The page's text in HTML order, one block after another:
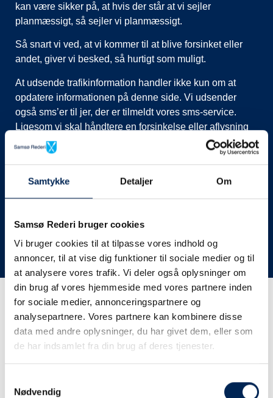
Samtykke Detaljer Om
Samsø Rederi bruger cookies
Vi bruger cookies til at tilpasse vores indhold og
annoncer, til at vise dig funktioner til sociale medier og til
at analysere vores trafik. Vi deler også oplysninger om
din brug af vores hjemmeside med vores partnere inden
for sociale medier, annonceringspartnere og
analysepartnere. Vores partnere kan kombinere disse
data med andre oplysninger, du har givet dem, eller som
de har indsamlet fra din brug af deres tjenester.
Nødvendig
kan være sikker på, at hvis der står at vi sejler
planmæssigt, så sejler vi planmæssigt.
Så snart vi ved, at vi kommer til at blive forsinket eller
andet, giver vi besked, så hurtigt som muligt.
At udsende trafikinformation handler ikke kun om at
opdatere informationen på denne side. Vi udsender
også sms’er til jer, der er tilmeldt vores sms-service.
Ligesom vi skal håndtere en forsinkelse eller aflysning
ved at lukke afgange i vores system, evt. flytte kunder til
nye afgange, ringe til vognmænd der skal have flyttet
her på siden og ikke ringe eller skrive til os, da vi ikke
har mere at fortælle end I kan læse her.
Vi takker for jeres forståelse.
Få trafikinformation på
sms
tjekke vores hjemmeside eller ringe til os.